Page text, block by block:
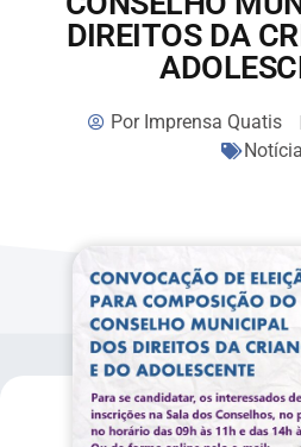
DIREITOS DA
PorImprensa Quatis